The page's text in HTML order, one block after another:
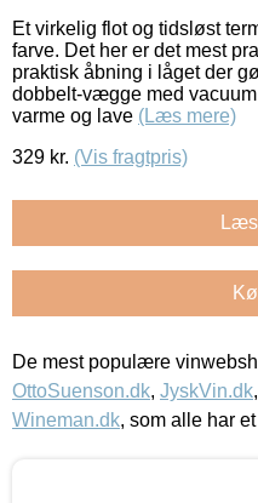
Et virkelig flot og tidsløst
farve. Det her er det mest
praktisk åbning i låget der
dobbelt-vægge med
varme og lave (Læs mere)
329 kr. (Vis fragtpris)
De mest populære
OttoSuenson.dk, JyskVin.dk,
Wineman.dk, som alle har